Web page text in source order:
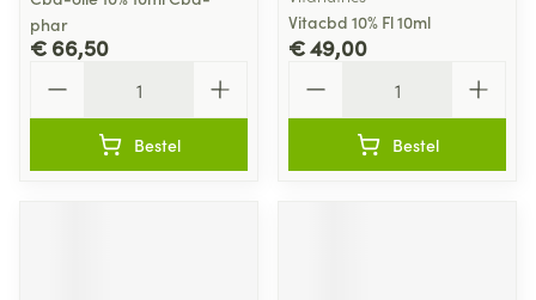
phar
€ 66,50
Bestel
Vitacbd 10% Fl 10ml
€ 49,00
Bestel